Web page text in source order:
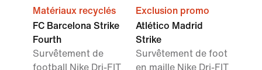
Matériaux recyclés
FC Barcelona Strike
Fourth
Survêtement de
football Nike Dri-FIT
Exclusion promo
Atlético Madrid
Strike
Survêtement de foot
en maille Nike Dri-FIT